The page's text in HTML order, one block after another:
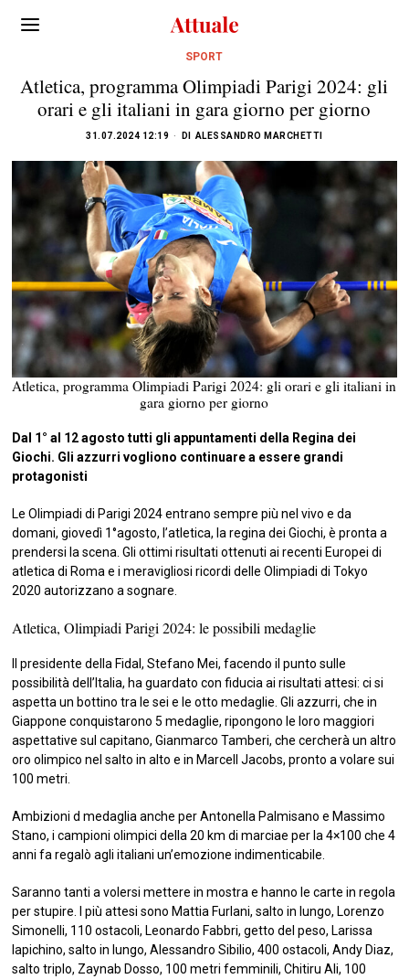
SPORT
Atletica, programma Olimpiadi Parigi 2024: gli
orari e gli italiani in gara giorno per giorno
31.07.2024 12:19 DI ALESSANDRO MARCHETTI
Atletica, programma Olimpiadi Parigi 2024: gli orari e gli italiani in
gara giorno per giorno
Dal 1° al 12 agosto tutti gli appuntamenti della Regina dei
Giochi. Gli azzurri vogliono continuare a essere grandi
protagonisti
Le Olimpiadi di Parigi 2024 entrano sempre più nel vivo e da
domani, giovedì 1°agosto, l’atletica, la regina dei Giochi, è pronta a
prendersi la scena. Gli ottimi risultati ottenuti ai recenti Europei di
atletica di Roma e i meravigliosi ricordi delle Olimpiadi di Tokyo
2020 autorizzano a sognare.
Atletica, Olimpiadi Parigi 2024: le possibili medaglie
Il presidente della Fidal, Stefano Mei, facendo il punto sulle
possibilità dell’Italia, ha guardato con fiducia ai risultati attesi: ci si
aspetta un bottino tra le sei e le otto medaglie. Gli azzurri, che in
Giappone conquistarono 5 medaglie, ripongono le loro maggiori
aspettative sul capitano, Gianmarco Tamberi, che cercherà un altro
oro olimpico nel salto in alto e in Marcell Jacobs, pronto a volare sui
100 metri.
Ambizioni d medaglia anche per Antonella Palmisano e Massimo
Stano, i campioni olimpici della 20 km di marciae per la 4×100 che 4
anni fa regalò agli italiani un’emozione indimenticabile.
Saranno tanti a volersi mettere in mostra e hanno le carte in regola
per stupire. I più attesi sono Mattia Furlani, salto in lungo, Lorenzo
Simonelli, 110 ostacoli, Leonardo Fabbri, getto del peso, Larissa
Iapichino, salto in lungo, Alessandro Sibilio, 400 ostacoli, Andy Diaz,
salto triplo, Zaynab Dosso, 100 metri femminili, Chitiru Ali, 100